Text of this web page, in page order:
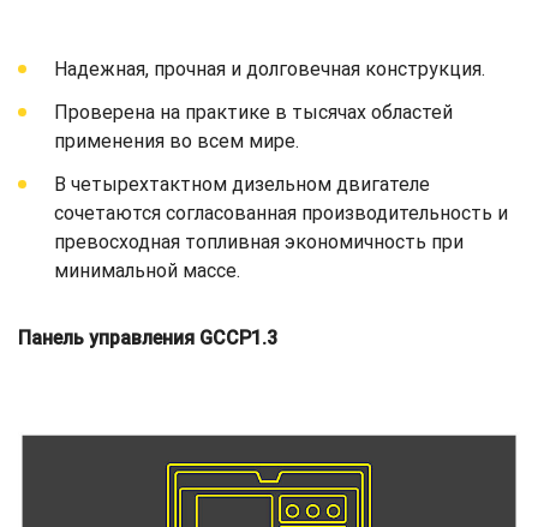
Надежная, прочная и долговечная конструкция.
Проверена на практике в тысячах областей
применения во всем мире.
В четырехтактном дизельном двигателе
сочетаются согласованная производительность и
превосходная топливная экономичность при
минимальной массе.
Панель управления GCCP1.3